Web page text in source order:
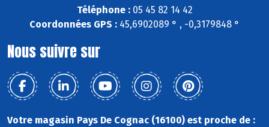
Téléphone :05 45 82 14 42
Coordonnées GPS : 45,6902089 ° , -0,3179848 °
Nous suivre sur
Votre magasin Pays De Cognac (16100) est proche de :